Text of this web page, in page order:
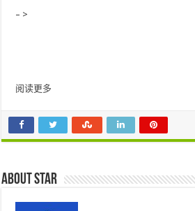
– >
阅读更多
About star